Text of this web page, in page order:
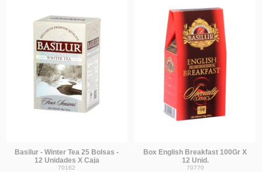
Basilur - Winter Tea 25 Bolsas -
12 Unidades X Caja
70162
Box English Breakfast 100Gr X
12 Unid.
70770